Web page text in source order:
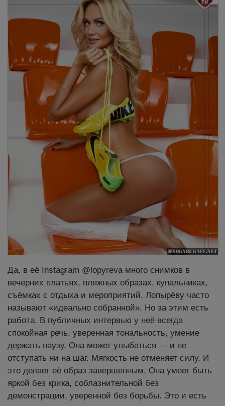
Да, в её Instagram @lopyreva много снимков в
вечерних платьях, пляжных образах, купальниках,
съёмках с отдыха и мероприятий. Лопырёву часто
называют «идеально собранной». Но за этим есть
работа. В публичных интервью у неё всегда
спокойная речь, уверенная тональность, умение
держать паузу. Она может улыбаться — и не
отступать ни на шаг. Мягкость не отменяет силу. И
это делает её образ завершенным. Она умеет быть
яркой без крика, соблазнительной без
демонстрации, уверенной без борьбы. Это и есть